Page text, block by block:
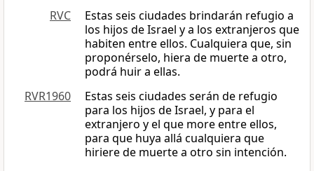
RVC
Estas seis ciudades brindarán refugio a
los hijos de Israel y a los extranjeros que
habiten entre ellos. Cualquiera que, sin
proponérselo, hiera de muerte a otro,
podrá huir a ellas.
RVR1960
Estas seis ciudades serán de refugio
para los hijos de Israel, y para el
extranjero y el que more entre ellos,
para que huya allá cualquiera que
hiriere de muerte a otro sin intención.